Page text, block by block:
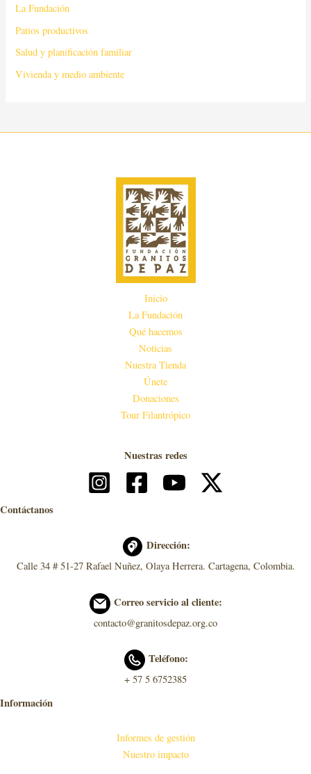
La Fundación
Patios productivos
Salud y planificación familiar
Vivienda y medio ambiente
Inicio
La Fundación
Qué hacemos
Noticias
Nuestra Tienda
Únete
Donaciones
Tour Filantrópico
Nuestras redes
Contáctanos
Dirección:
Calle 34 # 51-27 Rafael Nuñez, Olaya Herrera. Cartagena, Colombia.
Correo servicio al cliente:
contacto@granitosdepaz.org.co
Teléfono:
+ 57 5 6752385
Información
Informes de gestión
Nuestro impacto